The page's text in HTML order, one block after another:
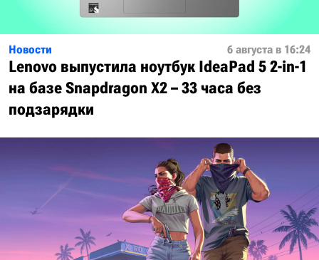
Новости 6 августа в 16:24
Lenovo выпустила ноутбук IdeaPad 5 2-in-1
на базе Snapdragon X2 – 33 часа без
подзарядки